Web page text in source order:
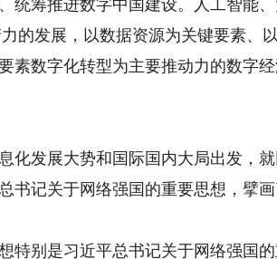
统筹推进数字中国建设。人工智能、
的发展，以数据资源为关键要素、
素数字化转型为主要推动力的数字
发展大势和国际国内大局出发，就
书记关于网络强国的重要思想，擘
别是习近平总书记关于网络强国的